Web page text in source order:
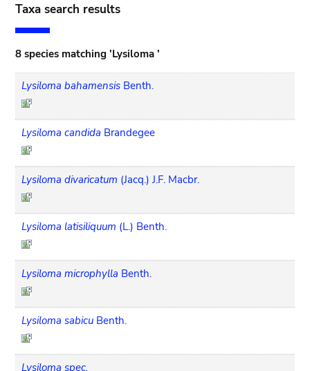
Taxa search results
8 species matching 'Lysiloma '
Lysiloma bahamensis Benth.
Lysiloma candida Brandegee
Lysiloma divaricatum (Jacq.) J.F. Macbr.
Lysiloma latisiliquum (L.) Benth.
Lysiloma microphylla Benth.
Lysiloma sabicu Benth.
Lysiloma spec.